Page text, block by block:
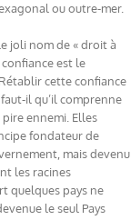
ou outre-mer.
joli nom de « droit à
confiance est le
cette confiance
il qu’il comprenne
ennemi. Elles
fondateur de
mais devenu
les racines
quelques pays ne
le seul Pays